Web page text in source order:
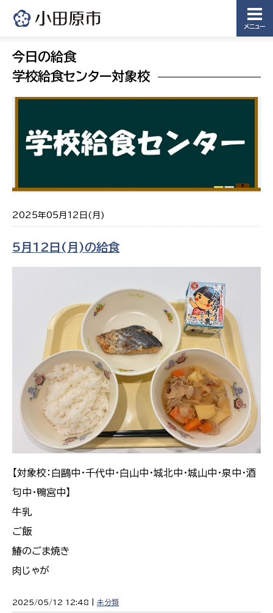
メニュー
今日の給食
学校給食センター対象校
2025年05月12日(月)
5月12日(月)の給食
【対象校：白鷗中・千代中・白山中・城北中・城山中・泉中・酒
匂中・鴨宮中】
牛乳
ご飯
鰆のごま焼き
肉じゃが
2025/05/12 12:48 | 未分類